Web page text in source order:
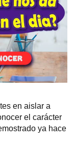
en aislar a
el carácter
ya hace